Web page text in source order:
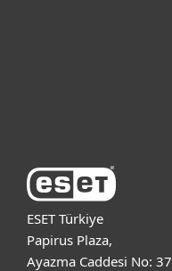
ESET Türkiye
Papirus Plaza,
Ayazma Caddesi No: 37